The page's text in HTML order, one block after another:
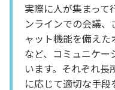
実際に人が集まって
ンラインでの会議
ャット機能を備え
など、コミュニケー
います。それぞれ長
に応じて適切な手段